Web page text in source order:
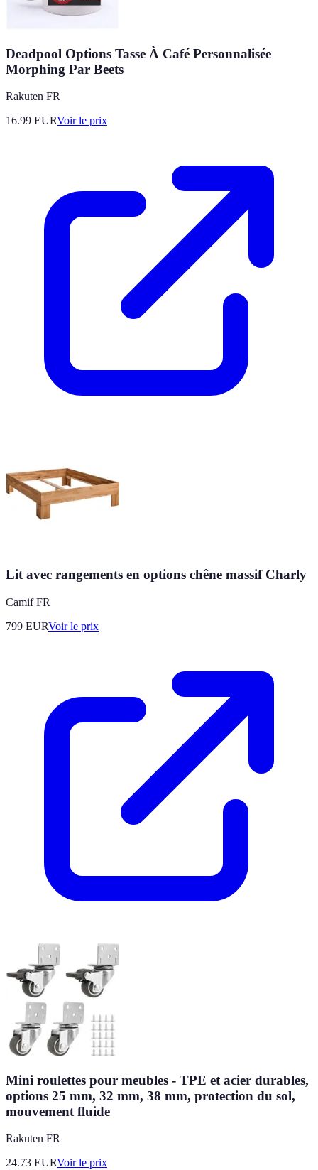
Deadpool Options Tasse À Café Personnalisée
Morphing Par Beets
Rakuten FR
16.99 EURVoir le prix
Lit avec rangements en options chêne massif Charly
Camif FR
799 EURVoir le prix
Mini roulettes pour meubles - TPE et acier durables,
options 25 mm, 32 mm, 38 mm, protection du sol,
mouvement fluide
Rakuten FR
24.73 EURVoir le prix